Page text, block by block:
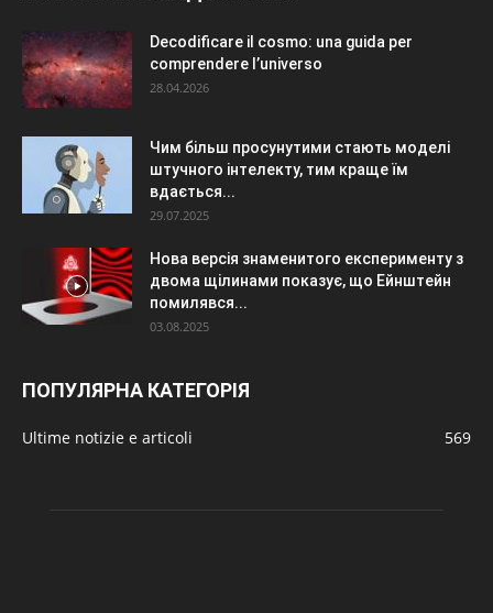
Decodificare il cosmo: una guida per
comprendere l’universo
28.04.2026
Чим більш просунутими стають моделі
штучного інтелекту, тим краще їм
вдається...
29.07.2025
Нова версія знаменитого експерименту з
двома щілинами показує, що Ейнштейн
помилявся...
03.08.2025
ПОПУЛЯРНА КАТЕГОРІЯ
Ultime notizie e articoli 569